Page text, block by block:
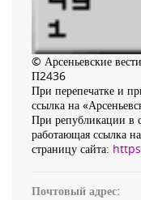
© Арсеньевские
П2436
При перепечатке и
ссылка на
При републикации в
работающая ссылка
страницу сайта:
Почтовый адрес: